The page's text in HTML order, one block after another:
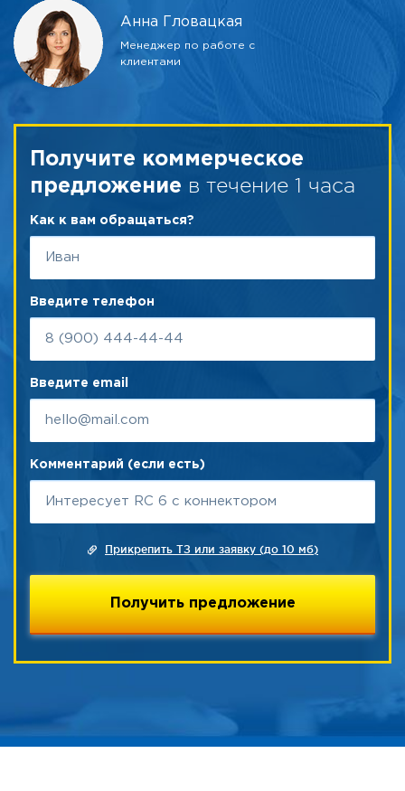
Анна Гловацкая
Менеджер по работе с
клиентами
Получите коммерческое
предложение в течение 1 часа
Как к вам обращаться?
Введите телефон
Введите email
Комментарий (если есть)
Прикрепить ТЗ или заявку (до 10 мб)